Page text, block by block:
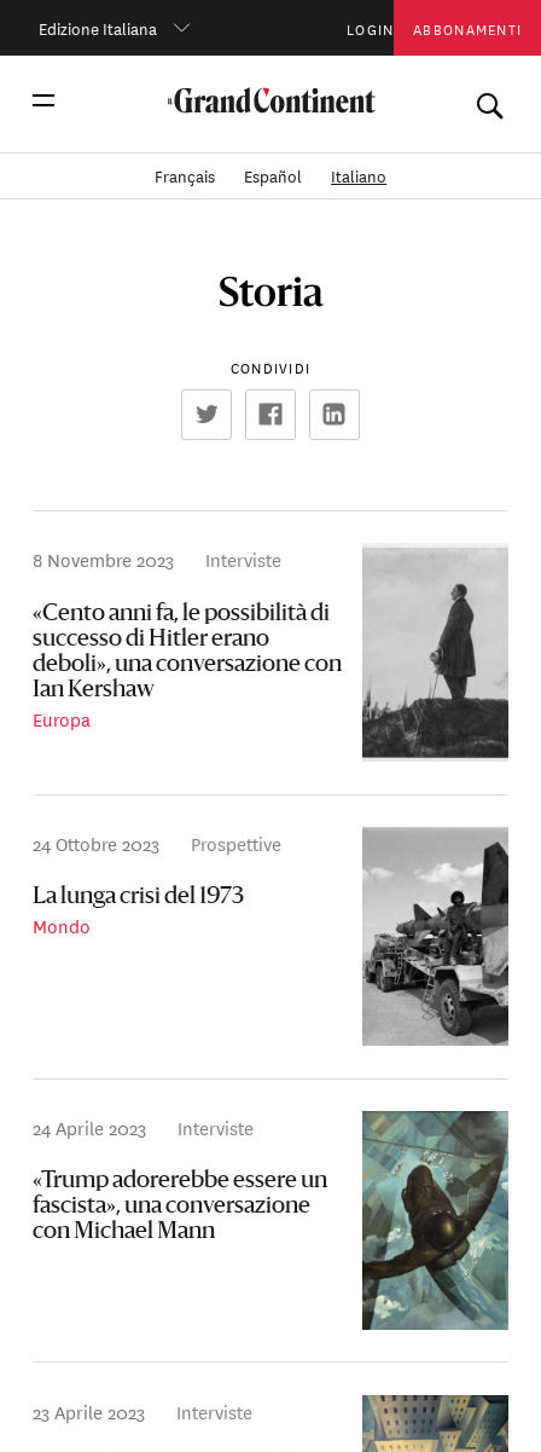
Edizione Italiana LOGIN ABBONAMENTI
Français Español Italiano
Storia
CONDIVIDI
8 Novembre 2023 Interviste
«Cento anni fa, le possibilità di
successo di Hitler erano
deboli», una conversazione con
Ian Kershaw
Europa
24 Ottobre 2023 Prospettive
La lunga crisi del 1973
Mondo
24 Aprile 2023 Interviste
«Trump adorerebbe essere un
fascista», una conversazione
con Michael Mann
23 Aprile 2023 Interviste